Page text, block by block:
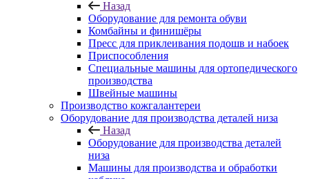
Назад
Оборудование для ремонта обуви
Комбайны и финишёры
Пресс для приклеивания подошв и набоек
Приспособления
Специальные машины для ортопедического
производства
Швейные машины
Производство кожгалантереи
Оборудование для производства деталей низа
Назад
Оборудование для производства деталей
низа
Машины для производства и обработки